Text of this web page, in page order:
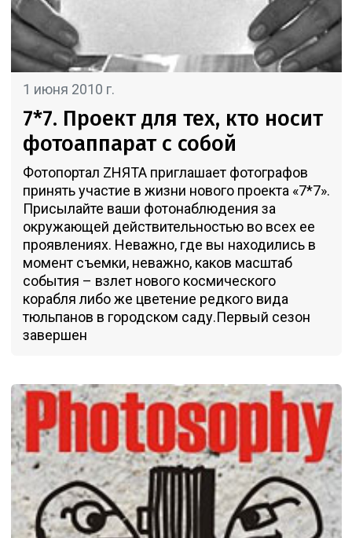
1 июня 2010 г.
7*7. Проект для тех, кто носит
фотоаппарат с собой
Фотопортал ZНЯТА приглашает фотографов
принять участие в жизни нового проекта «7*7».
Присылайте ваши фотонаблюдения за
окружающей действительностью во всех ее
проявлениях. Неважно, где вы находились в
момент съемки, неважно, каков масштаб
события – взлет нового космического
корабля либо же цветение редкого вида
тюльпанов в городском саду.Первый сезон
завершен